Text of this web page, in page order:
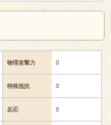
物理攻撃力 0
特殊抵抗 0
反応 0